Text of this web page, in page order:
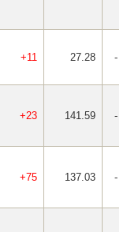
+11 27.28 -
+23 141.59 -
+75 137.03 -